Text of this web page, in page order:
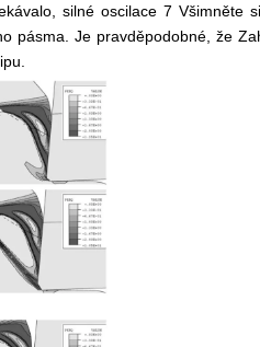
silné oscilace 7 Všimněte
pásma. Je pravděpodobné, že